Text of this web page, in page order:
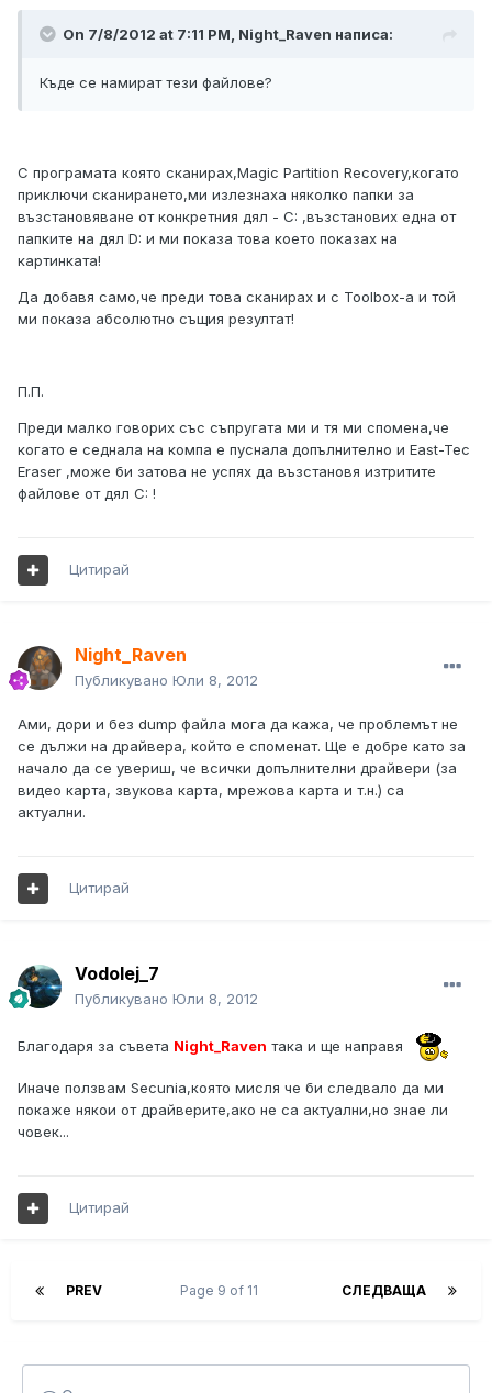
On 7/8/2012 at 7:11 PM, Night_Raven написа:
Къде се намират тези файлове?
С програмата която сканирах,Magic Partition Recovery,когато
приключи сканирането,ми излезнаха няколко папки за
възстановяване от конкретния дял - C: ,възстанових една от
папките на дял D: и ми показа това което показах на
картинката!
Да добавя само,че преди това сканирах и с Toolbox-а и той
ми показа абсолютно същия резултат!
П.П.
Преди малко говорих със съпругата ми и тя ми спомена,че
когато е седнала на компа е пуснала допълнително и East-Tec
Eraser ,може би затова не успях да възстановя изтритите
файлове от дял C: !
Цитирай
Night_Raven
Публикувано Юли 8, 2012
Ами, дори и без dump файла мога да кажа, че проблемът не
се дължи на драйвера, който е споменат. Ще е добре като за
начало да се увериш, че всички допълнителни драйвери (за
видео карта, звукова карта, мрежова карта и т.н.) са
актуални.
Цитирай
Vodolej_7
Публикувано Юли 8, 2012
Благодаря за съвета Night_Raven така и ще направя
Иначе ползвам Secunia,която мисля че би следвало да ми
покаже някои от драйверите,ако не са актуални,но знае ли
човек...
Цитирай
PREV СЛЕДВАЩА
Page 9 of 11